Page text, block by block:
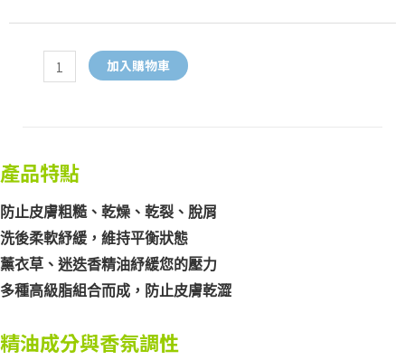
加入購物車
產品特點
防止皮膚粗糙、乾燥、乾裂、脫屑
洗後柔軟紓緩，維持平衡狀態
薰衣草、迷迭香精油紓緩您的壓力
多種高級脂組合而成，防止皮膚乾澀
精油成分與香氛調性